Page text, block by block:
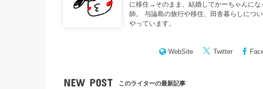
に移住→そのまま、結婚してかーちゃんに
師。 与論島の旅行や移住、田舎暮らしにつ
やっています。
WebSite Twitter
NEW POST このライターの最新記事